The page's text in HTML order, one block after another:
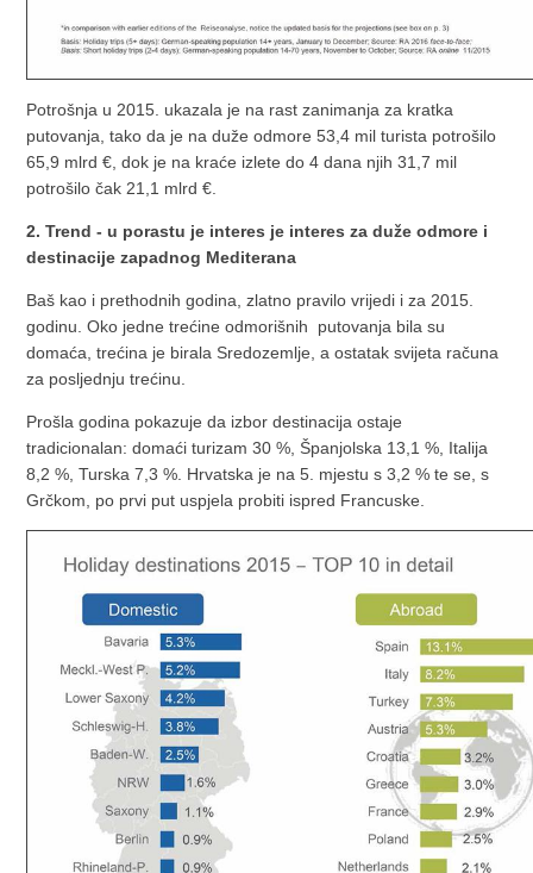
Potrošnja u 2015. ukazala je na rast zanimanja za kratka
putovanja, tako da je na duže odmore 53,4 mil turista potrošilo
65,9 mlrd €, dok je na kraće izlete do 4 dana njih 31,7 mil
potrošilo čak 21,1 mlrd €.
2. Trend - u porastu je interes je interes za duže odmore i
destinacije zapadnog Mediterana
Baš kao i prethodnih godina, zlatno pravilo vrijedi i za 2015.
godinu. Oko jedne trećine odmorišnih putovanja bila su
domaća, trećina je birala Sredozemlje, a ostatak svijeta računa
za posljednju trećinu.
Prošla godina pokazuje da izbor destinacija ostaje
tradicionalan: domaći turizam 30 %, Španjolska 13,1 %, Italija
8,2 %, Turska 7,3 %. Hrvatska je na 5. mjestu s 3,2 % te se, s
Grčkom, po prvi put uspjela probiti ispred Francuske.